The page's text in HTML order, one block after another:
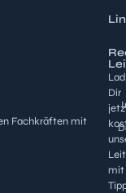
Fachkräften mit
Dir
mit